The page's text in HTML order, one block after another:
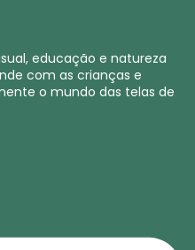
educação e natureza
com as crianças e
o mundo das telas de